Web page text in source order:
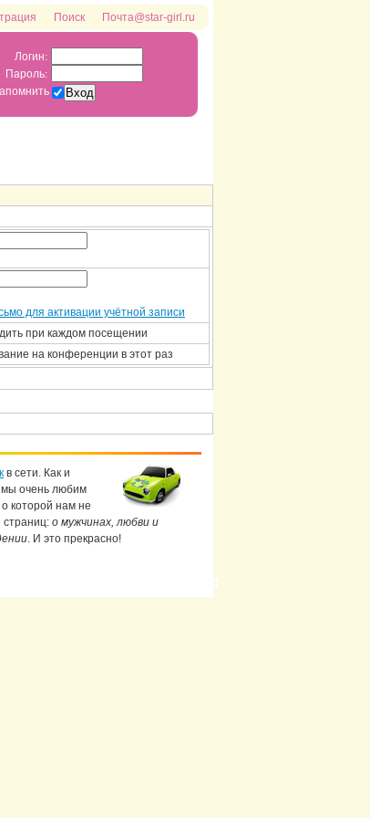
Поиск Почта@star-girl.ru
Логин:
Пароль:
для активации учётной записи
при каждом посещении
на конференции в этот раз
в сети. Как и
мы очень любим
которой нам не
страниц: о мужчинах, любви и
. И это прекрасно!